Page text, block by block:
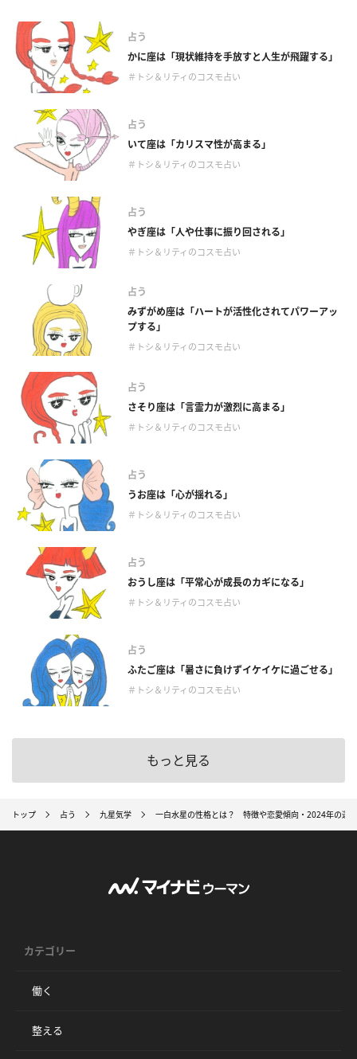
占う
かに座は「現状維持を手放すと人生が飛躍する」
＃トシ＆リティのコスモ占い
占う
いて座は「カリスマ性が高まる」
＃トシ＆リティのコスモ占い
占う
やぎ座は「人や仕事に振り回される」
＃トシ＆リティのコスモ占い
占う
みずがめ座は「ハートが活性化されてパワーアッ
プする」
＃トシ＆リティのコスモ占い
占う
さそり座は「言霊力が激烈に高まる」
＃トシ＆リティのコスモ占い
占う
うお座は「心が揺れる」
＃トシ＆リティのコスモ占い
占う
おうし座は「平常心が成長のカギになる」
＃トシ＆リティのコスモ占い
占う
ふたご座は「暑さに負けずイケイケに過ごせる」
＃トシ＆リティのコスモ占い
もっと見る
トップ 占う 九星気学 一白水星の性格とは？ 特徴や恋愛傾向・2024年の運
カテゴリー
働く
整える